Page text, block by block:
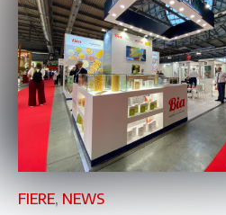
FIERE, NEWS